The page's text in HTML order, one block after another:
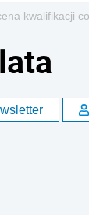
kwalifikacji